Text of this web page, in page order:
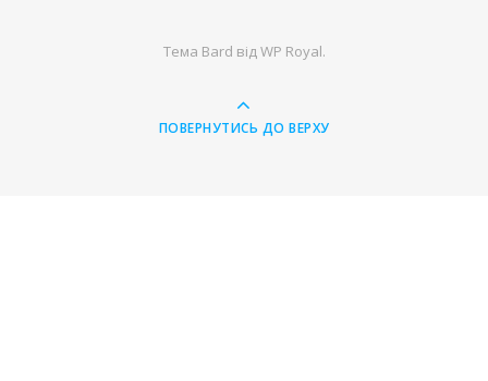
Тема Bard відWP Royal.
ПОВЕРНУТИСЬ ДО ВЕРХУ